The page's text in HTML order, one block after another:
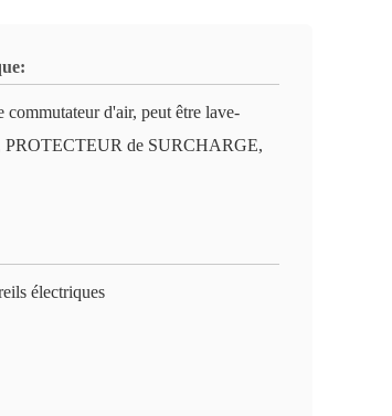
commutateur d'air, peut être lave-
PROTECTEUR de SURCHARGE,
électriques